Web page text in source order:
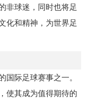
非球迷，同时也将足
化和精神，为世界足
际足球赛事之一。
使其成为值得期待的